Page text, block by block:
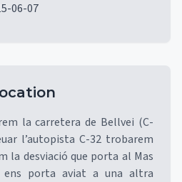
06-07
la carretera de Bellvei (C-
l’autopista C-32 trobarem
la desviació que porta al Mas
ens porta aviat a una altra